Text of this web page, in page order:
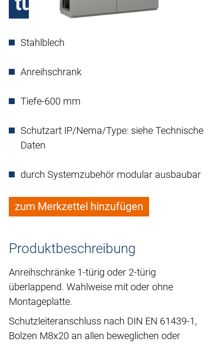
Stahlblech
Anreihschrank
Tiefe-600 mm
Schutzart IP/Nema/Type: siehe Technische
Daten
durch Systemzubehör modular ausbaubar
zum Merkzettel hinzufügen
Produktbeschreibung
Anreihschränke 1-türig oder 2-türig
überlappend. Wahlweise mit oder ohne
Montageplatte.
Schutzleiteranschluss nach DIN EN 61439-1,
Bolzen M8x20 an allen beweglichen oder